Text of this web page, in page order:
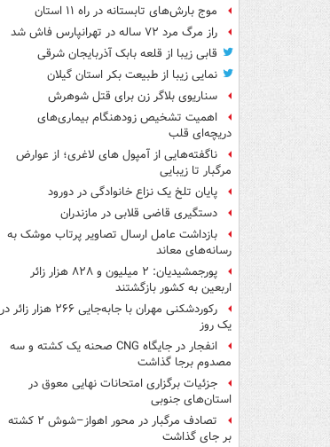
موج بارش‌های تابستانه در راه ۱۱ استان
راز مرگ مرد ۷۲ ساله در تهرانپارس فاش شد
قابی زیبا از قلعه بابک آذربایجان شرقی
نمایی زیبا از طبیعت بکر استان گیلان
سناریوی بلاگر زن برای قتل شوهرش
اهمیت تشخیص زودهنگام بیماری‌های
دریچه‌ای قلب
ناگفته‌هایی از آمپول های لاغری؛ از عوارض
مرگبار تا زیبایی
پایان تلخ یک نزاع خانوادگی در دورود
دستگیری قاضی قلابی در مازندران
بازداشت عامل ارسال تصاویر پرتاب موشک به
رسانه‌های معاند
پورجمشیدیان: ۲ میلیون و ۸۲۸ هزار زائر
اربعین به کشور بازگشتند
رکوردشکنی مهران با جابه‌جایی ۲۶۶ هزار زائر در
یک روز
انفجار در جایگاه CNG صحنه یک کشته و سه
مصدوم برجا گذاشت
جزئیات برگزاری امتحانات نهایی معوق در
استان‌های جنوبی
تصادف مرگبار در محور اهواز–شوش ۲ کشته
بر جای گذاشت